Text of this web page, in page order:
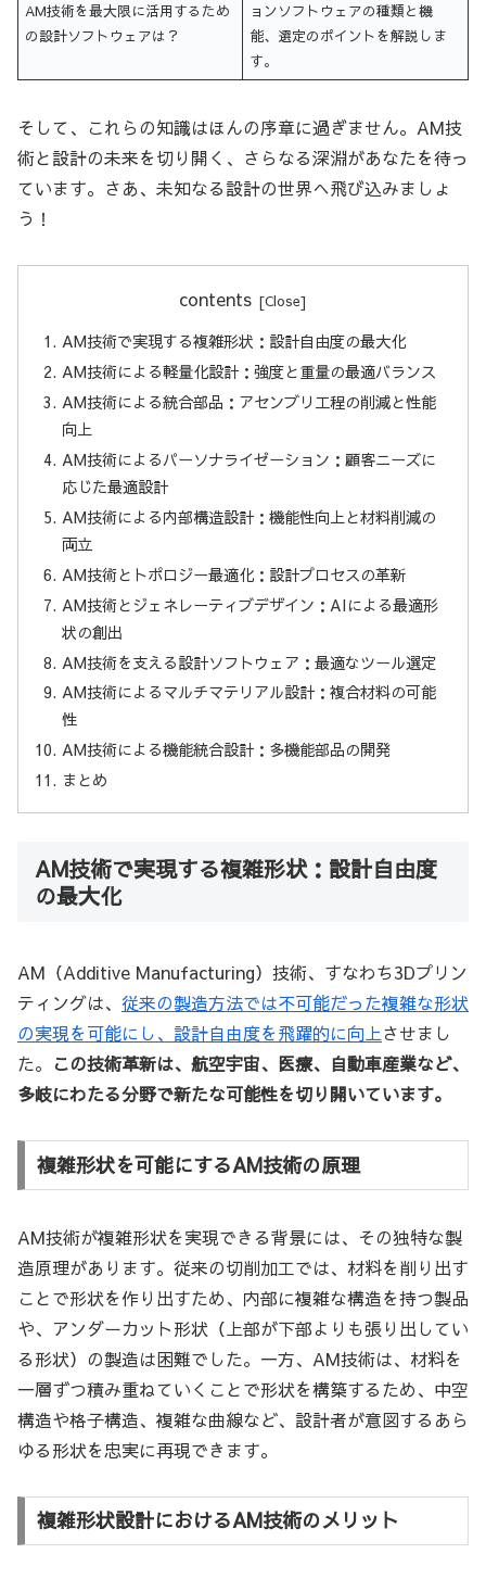
AM技術を最大限に活用するため
の設計ソフトウェアは？
ョンソフトウェアの種類と機
能、選定のポイントを解説しま
す。
そして、これらの知識はほんの序章に過ぎません。AM技
術と設計の未来を切り開く、さらなる深淵があなたを待っ
ています。さあ、未知なる設計の世界へ飛び込みましょ
う！
contents
AM技術で実現する複雑形状：設計自由度の最大化
AM技術による軽量化設計：強度と重量の最適バランス
AM技術による統合部品：アセンブリ工程の削減と性能
向上
AM技術によるパーソナライゼーション：顧客ニーズに
応じた最適設計
AM技術による内部構造設計：機能性向上と材料削減の
両立
AM技術とトポロジー最適化：設計プロセスの革新
AM技術とジェネレーティブデザイン：AIによる最適形
状の創出
AM技術を支える設計ソフトウェア：最適なツール選定
AM技術によるマルチマテリアル設計：複合材料の可能
性
AM技術による機能統合設計：多機能部品の開発
まとめ
AM技術で実現する複雑形状：設計自由度
の最大化
AM（Additive Manufacturing）技術、すなわち3Dプリン
ティングは、 従来の製造方法では不可能だった複雑な形状
の実現を可能にし、設計自由度を飛躍的に向上させまし
た。 この技術革新は、航空宇宙、医療、自動車産業など、
多岐にわたる分野で新たな可能性を切り開いています。
複雑形状を可能にするAM技術の原理
AM技術が複雑形状を実現できる背景には、その独特な製
造原理があります。従来の切削加工では、材料を削り出す
ことで形状を作り出すため、内部に複雑な構造を持つ製品
や、アンダーカット形状（上部が下部よりも張り出してい
る形状）の製造は困難でした。一方、AM技術は、材料を
一層ずつ積み重ねていくことで形状を構築するため、中空
構造や格子構造、複雑な曲線など、設計者が意図するあら
ゆる形状を忠実に再現できます。
複雑形状設計におけるAM技術のメリット